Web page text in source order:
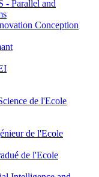
- Parallel and
Conception
de l'Ecole
de l'Ecole
de l'Ecole